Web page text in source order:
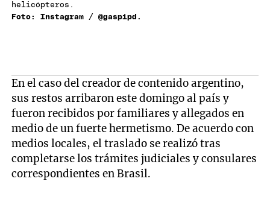
helicópteros.
Foto: Instagram / @gaspipd.
En el caso del creador de contenido argentino,
sus restos arribaron este domingo al país y
fueron recibidos por familiares y allegados en
medio de un fuerte hermetismo. De acuerdo con
medios locales, el traslado se realizó tras
completarse los trámites judiciales y consulares
correspondientes en Brasil.